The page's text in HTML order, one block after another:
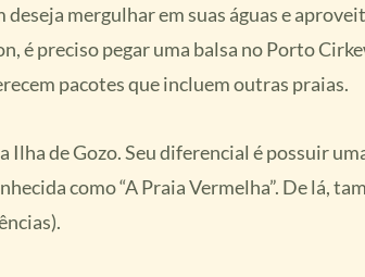
mergulhar em suas águas e
é preciso pegar uma balsa no Porto
pacotes que incluem outras praias.
Ilha de Gozo. Seu diferencial é possuir
como “A Praia Vermelha”. De lá,